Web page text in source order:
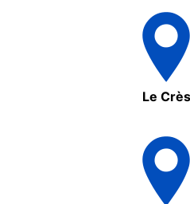
Le Crès